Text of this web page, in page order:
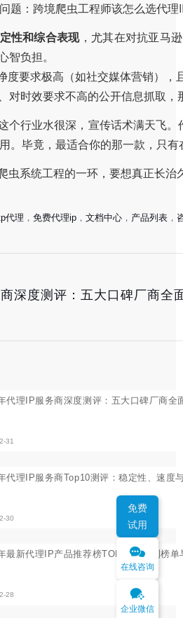
题：跨境爬虫工程师该怎么选代理
性和综合表现，尤其在对抗亚马
智负担。
度要求极高（如社交媒体营销）
对时效要求不高的公开信息抓取
个行业水很深，宣传话术满天飞
。毕竟，最适合你的那一款，只
爬虫系统工程的一环，要想真正长
代理 ， 免费代理ip ， 文档中心 ， 产品列表 ，
深度测评：五大口碑厂商全
免费
试用
在线咨询
企业微信